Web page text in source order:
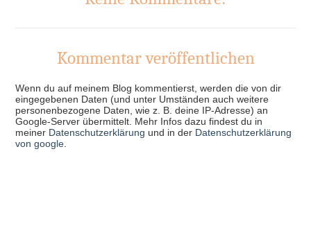
Kommentar veröffentlichen
Wenn du auf meinem Blog kommentierst, werden die von dir
eingegebenen Daten (und unter Umständen auch weitere
personenbezogene Daten, wie z. B. deine IP-Adresse) an
Google-Server übermittelt. Mehr Infos dazu findest du in
meiner Datenschutzerklärung und in der Datenschutzerklärung
von google